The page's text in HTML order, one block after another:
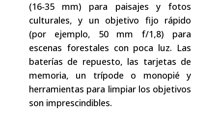
(16-35 mm) para paisajes y fotos
culturales, y un objetivo fijo rápido
(por ejemplo, 50 mm f/1,8) para
escenas forestales con poca luz. Las
baterías de repuesto, las tarjetas de
memoria, un trípode o monopié y
herramientas para limpiar los objetivos
son imprescindibles.